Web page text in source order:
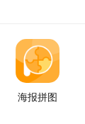
海报拼图